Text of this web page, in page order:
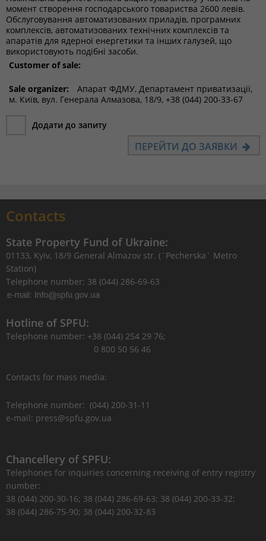
момент створення господарського товариства 2600 левів.
Обслуговування автоматизованих приладів, програмних
комплексів, автоматизованих технічних комплексів та
апаратів для ядерної енергетики та інших галузей, що
використовують подібні засоби.
Customer of sale:
Sale organizer:
Апарат ФДМУ, Департамент приватизації,
м. Київ, вул. Генерала Алмазова, 18/9, +38 (044) 200-33-67
Додати до запиту
ПЕРЕЙТИ ДО ЗАЯВКИ
Contacts
State Property Fund of Ukraine:
01133, Kyiv, 18/9 General Almazov str. (`Pecherska` Metro
Station)
Telephone number: 38 (044) 286-69-63
Hotline of SPFU:
Telephone number: +38 (044) 254 29 76;
0 800 50 56 46
Contacts for mass media:
Telephone number: (044) 200-31-11
e-mail: press@spfu.gov.ua
Chancellery of SPFU:
Telephones for inquiries concerning receiving of entry registry
number:
38 (044) 200-30-16; 38 (044) 286-69-63; 38 (044) 200-33-32;
38 (044) 286-75-90; 38 (044) 200-32-83